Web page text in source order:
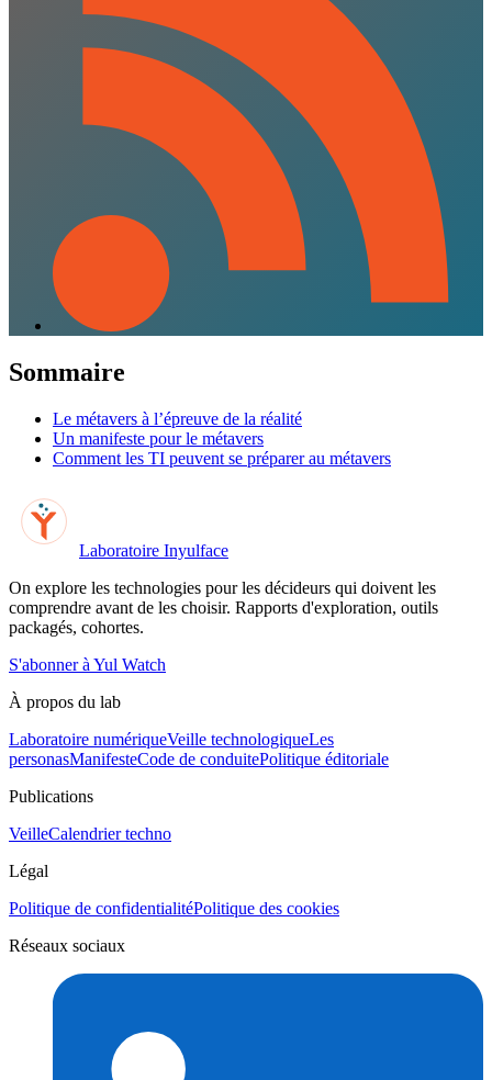
Sommaire
Le métavers à l’épreuve de la réalité
Un manifeste pour le métavers
Comment les TI peuvent se préparer au métavers
Laboratoire Inyulface
On explore les technologies pour les décideurs qui doivent les
comprendre avant de les choisir. Rapports d'exploration, outils
packagés, cohortes.
S'abonner à Yul Watch
À propos du lab
Laboratoire numériqueVeille technologiqueLes
personasManifesteCode de conduitePolitique éditoriale
Publications
VeilleCalendrier techno
Légal
Politique de confidentialitéPolitique des cookies
Réseaux sociaux